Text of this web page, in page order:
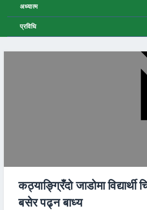
अध्यात्म
प्रविधि
कठ्याङ्ग्रिँदो जाडोमा विद्यार्थी
बसेर पढ्न बाध्य